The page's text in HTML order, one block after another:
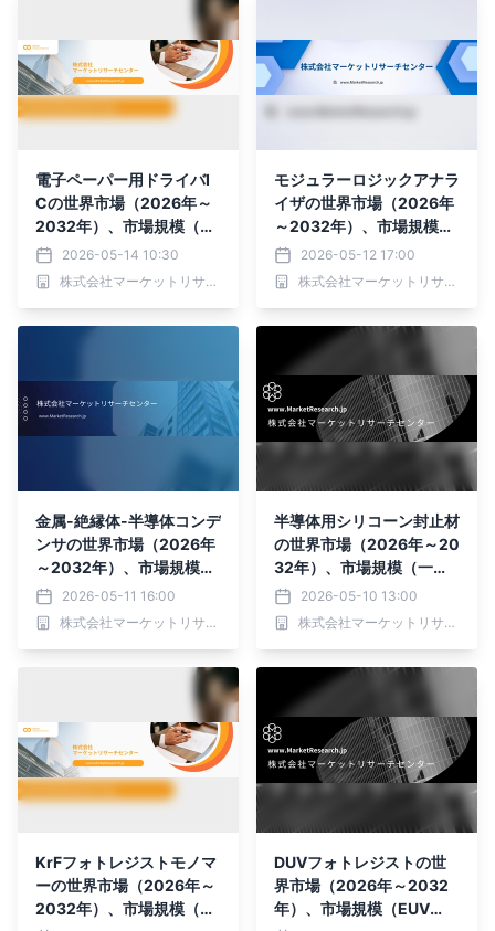
電子ペーパー用ドライバI
Cの世界市場（2026年～
2032年）、市場規模（モ
ノクロ ePaper ドライバ I
C、カラー ePaper ドライ
バ IC）・分析レポートを
2026-05-14 10:30
株式会社マーケットリサーチセンター
モジュラーロジックアナラ
イザの世界市場（2026年
～2032年）、市場規模
（チャンネル数：2～32、
チャンネル数：32～80、
チャンネル数：80以
2026-05-12 17:00
株式会社マーケットリサーチセンター
金属-絶縁体-半導体コンデ
ンサの世界市場（2026年
～2032年）、市場規模
（酸化膜、窒化膜）・分析
レポートを発表
2026-05-11 16:00
株式会社マーケットリサーチセンター
半導体用シリコーン封止材
の世界市場（2026年～20
32年）、市場規模（一液
型封止剤、二液型封止
剤）・分析レポートを発表
2026-05-10 13:00
株式会社マーケットリサーチセンター
KrFフォトレジストモノマ
ーの世界市場（2026年～
2032年）、市場規模（ス
DUVフォトレジストの世
界市場（2026年～2032
年）、市場規模（EUV